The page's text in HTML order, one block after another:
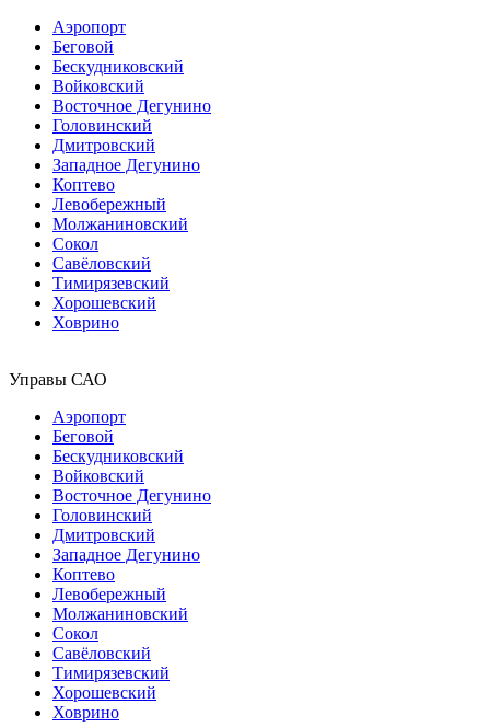
Аэропорт
Беговой
Бескудниковский
Войковский
Восточное Дегунино
Головинский
Дмитровский
Западное Дегунино
Коптево
Левобережный
Молжаниновский
Сокол
Савёловский
Тимирязевский
Хорошевский
Ховрино
Управы САО
Аэропорт
Беговой
Бескудниковский
Войковский
Восточное Дегунино
Головинский
Дмитровский
Западное Дегунино
Коптево
Левобережный
Молжаниновский
Сокол
Савёловский
Тимирязевский
Хорошевский
Ховрино